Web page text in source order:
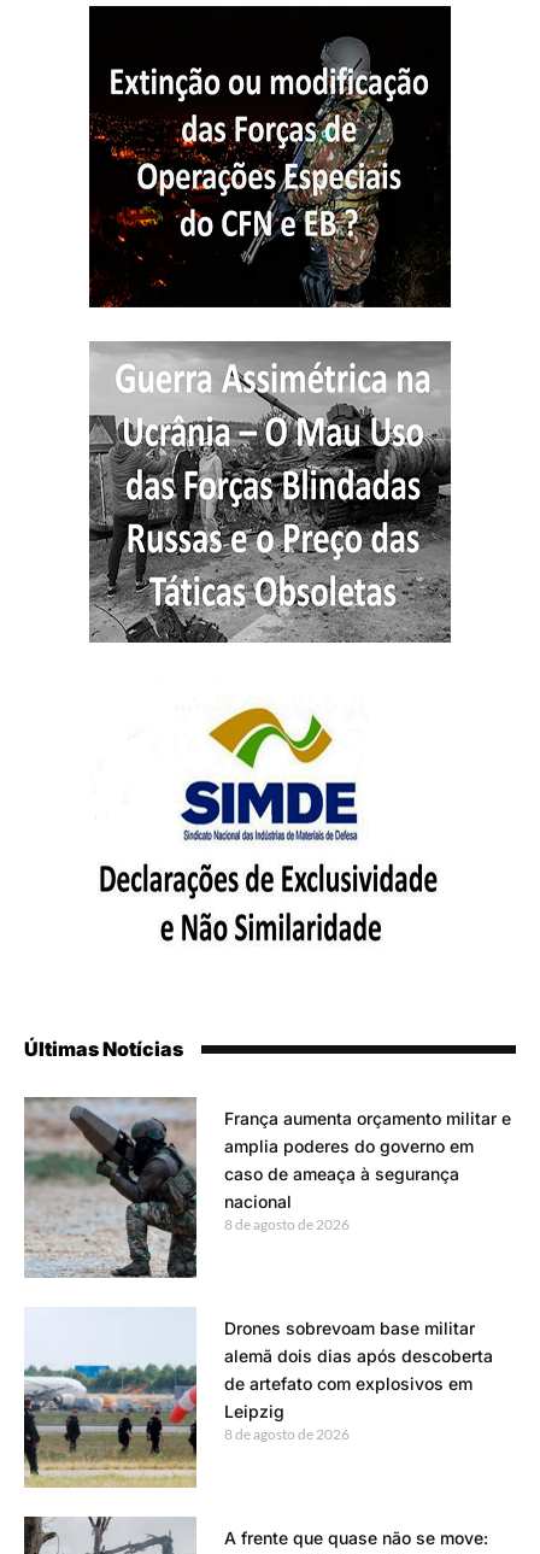
Últimas Notícias
França aumenta orçamento militar e
amplia poderes do governo em
caso de ameaça à segurança
nacional
8 de agosto de 2026
Drones sobrevoam base militar
alemã dois dias após descoberta
de artefato com explosivos em
Leipzig
8 de agosto de 2026
A frente que quase não se move: